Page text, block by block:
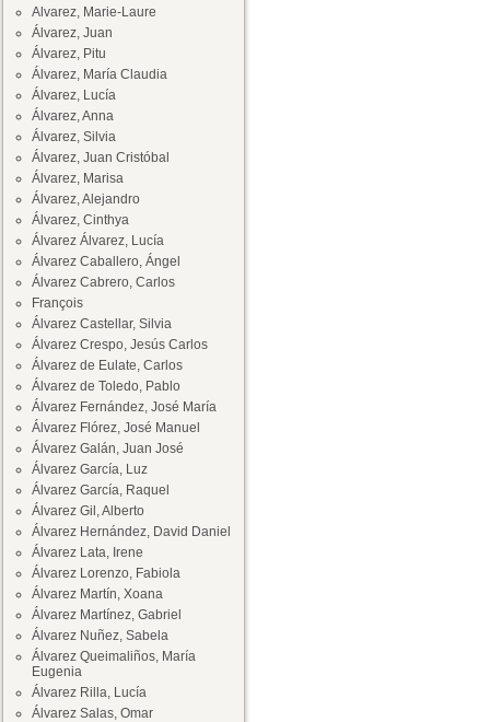
Alvarez, Marie-Laure
Álvarez, Juan
Álvarez, Pitu
Álvarez, María Claudia
Álvarez, Lucía
Álvarez, Anna
Álvarez, Silvia
Álvarez, Juan Cristóbal
Álvarez, Marisa
Álvarez, Alejandro
Álvarez, Cinthya
Álvarez Álvarez, Lucía
Álvarez Caballero, Ángel
Álvarez Cabrero, Carlos
François
Álvarez Castellar, Silvia
Álvarez Crespo, Jesús Carlos
Álvarez de Eulate, Carlos
Álvarez de Toledo, Pablo
Álvarez Fernández, José María
Álvarez Flórez, José Manuel
Álvarez Galán, Juan José
Álvarez García, Luz
Álvarez García, Raquel
Álvarez Gil, Alberto
Álvarez Hernández, David Daniel
Álvarez Lata, Irene
Álvarez Lorenzo, Fabiola
Álvarez Martín, Xoana
Álvarez Martínez, Gabriel
Álvarez Nuñez, Sabela
Álvarez Queimaliños, María
Eugenia
Álvarez Rilla, Lucía
Álvarez Salas, Omar